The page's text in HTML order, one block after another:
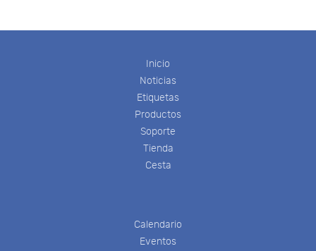
Inicio
Noticias
Etiquetas
Productos
Soporte
Tienda
Cesta
Calendario
Eventos